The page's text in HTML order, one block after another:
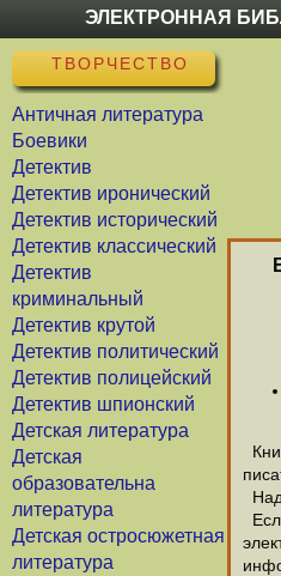
ЭЛЕКТРОННАЯ
ТВОРЧЕСТВО
Античная литература
Боевики
Детектив
Детектив иронический
Детектив исторический
Детектив классический
Детектив
криминальный
Детектив крутой
Детектив политический
Детектив полицейский
Детектив шпионский
Детская литература
Детская
образовательна
литература
Детская остросюжетная
литература